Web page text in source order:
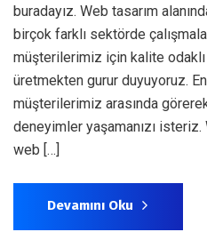
buradayız. Web tasarım
birçok farklı sektörde
müşterilerimiz için kalite
üretmekten gurur duyuyoruz.
müşterilerimiz arasında
deneyimler yaşamanızı
web […]
Devamını Oku